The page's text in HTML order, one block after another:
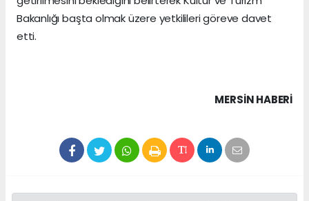
Bakanlığı başta olmak üzere yetkilileri göreve davet
etti.
MERSIN HABERİ